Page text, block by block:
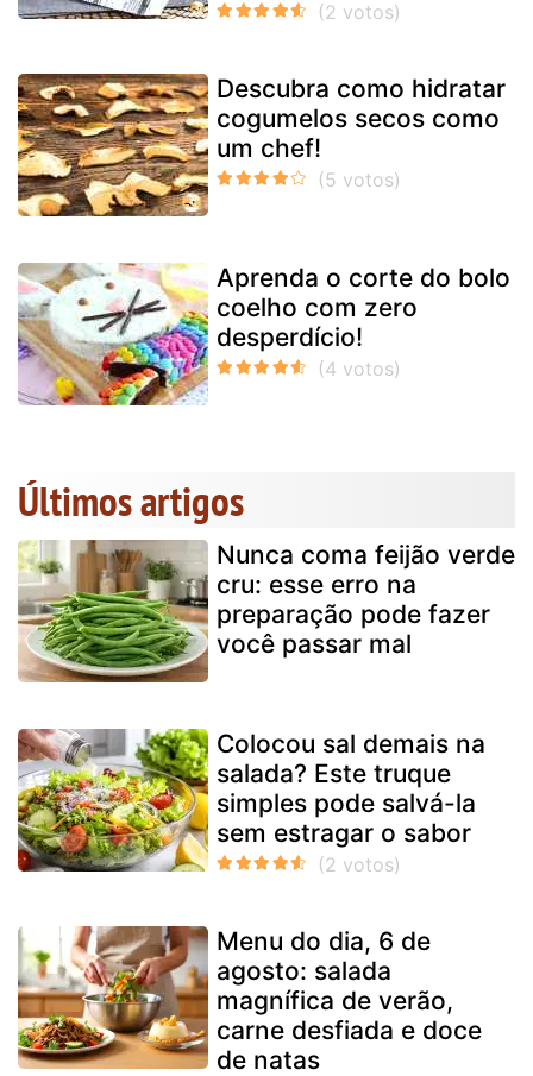
Descubra como hidratar
cogumelos secos como
um chef!
Aprenda o corte do bolo
coelho com zero
desperdício!
Últimos artigos
Nunca coma feijão verde
cru: esse erro na
preparação pode fazer
você passar mal
Colocou sal demais na
salada? Este truque
simples pode salvá-la
sem estragar o sabor
Menu do dia, 6 de
agosto: salada
magnífica de verão,
carne desfiada e doce
de natas